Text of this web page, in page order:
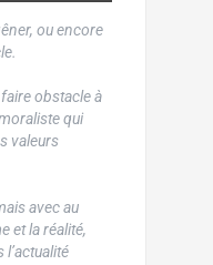
ou encore
obstacle à
qui
valeurs
avec au
et la réalité,